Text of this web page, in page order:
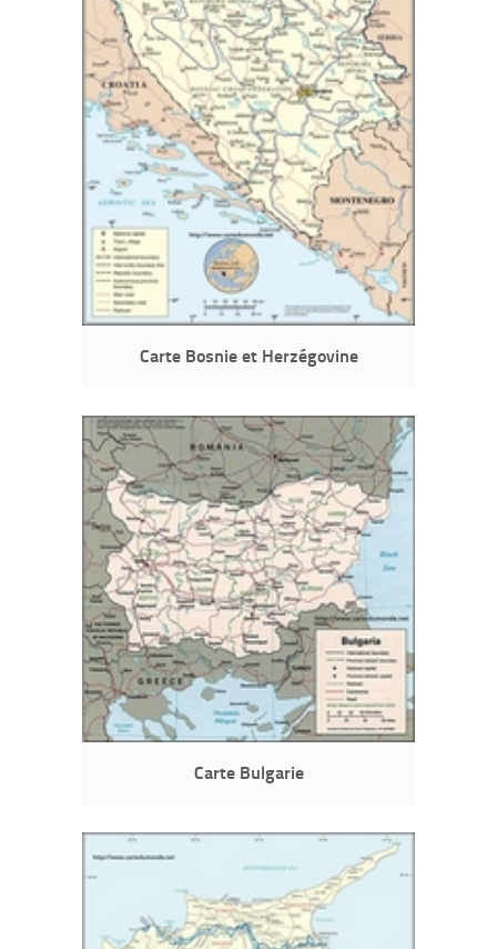
Carte Bosnie et Herzégovine
Carte Bulgarie